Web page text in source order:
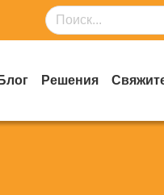
Блог Решения